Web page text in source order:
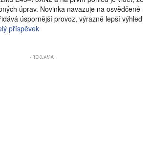
úprav. Novinka navazuje na osvědčené
úspornější provoz, výrazně lepší výhled
příspěvek